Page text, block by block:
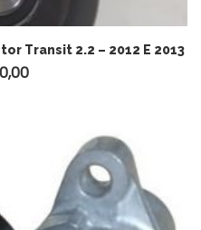
Transit 2.2 – 2012 E 2013